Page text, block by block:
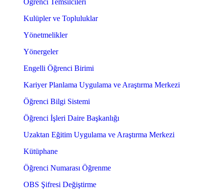
Öğrenci Temsilcileri
Kulüpler ve Topluluklar
Yönetmelikler
Yönergeler
Engelli Öğrenci Birimi
Kariyer Planlama Uygulama ve Araştırma Merkezi
Öğrenci Bilgi Sistemi
Öğrenci İşleri Daire Başkanlığı
Uzaktan Eğitim Uygulama ve Araştırma Merkezi
Kütüphane
Öğrenci Numarası Öğrenme
OBS Şifresi Değiştirme